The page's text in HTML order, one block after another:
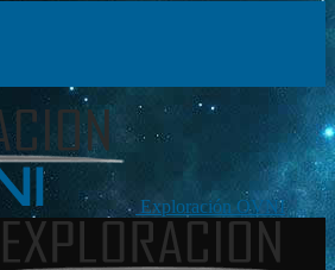
Exploración OVNI